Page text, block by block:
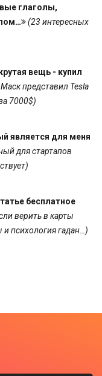
глаголы,
(23 интересных
вещь - купил
представил Tesla
7000$)
является для меня
для стартапов
бесплатное
верить в карты
психология гадан…)